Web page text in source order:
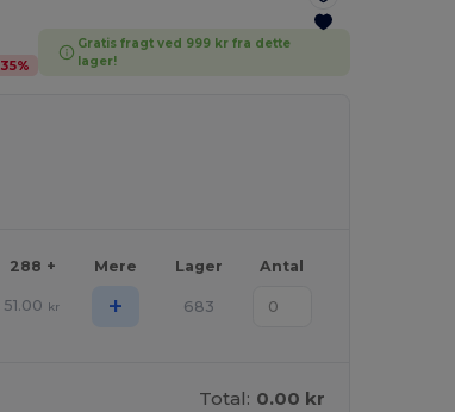
35%
Gratis fragt ved 999 kr fra dette
lager!
288 + Mere Lager Antal
51.00 kr + 683
Total: 0.00 kr